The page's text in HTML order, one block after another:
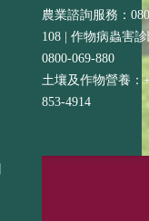
農業諮詢服務：
108 | 作物病蟲害
0800-069-880
土壤及作物營養：
853-4914